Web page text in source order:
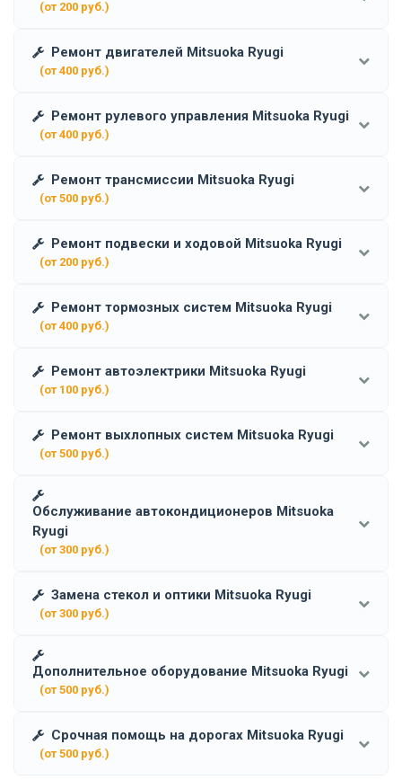
(от 200 руб.)
Ремонт двигателей Mitsuoka Ryugi
(от 400 руб.)
Ремонт рулевого управления Mitsuoka Ryugi
(от 400 руб.)
Ремонт трансмиссии Mitsuoka Ryugi
(от 500 руб.)
Ремонт подвески и ходовой Mitsuoka Ryugi
(от 200 руб.)
Ремонт тормозных систем Mitsuoka Ryugi
(от 400 руб.)
Ремонт автоэлектрики Mitsuoka Ryugi
(от 100 руб.)
Ремонт выхлопных систем Mitsuoka Ryugi
(от 500 руб.)
Обслуживание автокондиционеров Mitsuoka
Ryugi
(от 300 руб.)
Замена стекол и оптики Mitsuoka Ryugi
(от 300 руб.)
Дополнительное оборудование Mitsuoka Ryugi
(от 500 руб.)
Срочная помощь на дорогах Mitsuoka Ryugi
(от 500 руб.)